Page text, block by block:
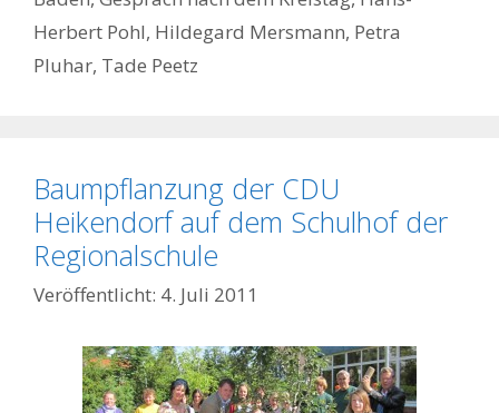
Herbert Pohl, Hildegard Mersmann, Petra
Pluhar, Tade Peetz
Baumpflanzung der CDU
Heikendorf auf dem Schulhof der
Regionalschule
4. Juli 2011